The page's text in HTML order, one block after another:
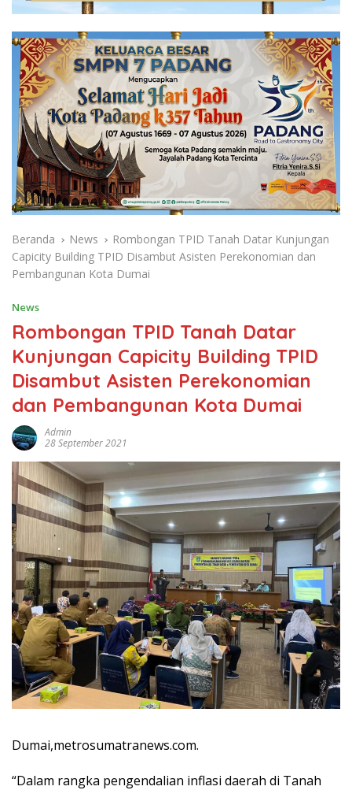
Beranda News
Rombongan TPID Tanah Datar Kunjungan
Capicity Building TPID Disambut Asisten Perekonomian dan
Pembangunan Kota Dumai
News
Rombongan TPID Tanah Datar
Kunjungan Capicity Building TPID
Disambut Asisten Perekonomian
dan Pembangunan Kota Dumai
Admin
28 September 2021
Dumai,metrosumatranews.com.
“Dalam rangka pengendalian inflasi daerah di Tanah